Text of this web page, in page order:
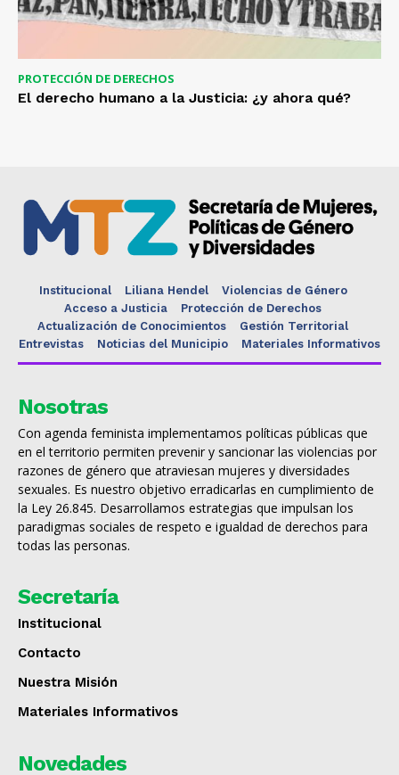
PROTECCIÓN DE DERECHOS
El derecho humano a la Justicia: ¿y ahora qué?
Institucional Liliana Hendel
Violencias de Género
Acceso a Justicia
Protección de Derechos
Actualización de Conocimientos
Gestión Territorial
Entrevistas
Noticias del Municipio Materiales Informativos
Nosotras
Con agenda feminista implementamos políticas públicas que
en el territorio permiten prevenir y sancionar las violencias por
razones de género que atraviesan mujeres y diversidades
sexuales. Es nuestro objetivo erradicarlas en cumplimiento de
la Ley 26.845. Desarrollamos estrategias que impulsan los
paradigmas sociales de respeto e igualdad de derechos para
todas las personas.
Secretaría
Institucional
Contacto
Nuestra Misión
Materiales Informativos
Novedades